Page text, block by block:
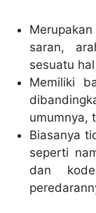
saran,
sesuatu hal
Memiliki
umumnya,
Biasanya
seperti
dan